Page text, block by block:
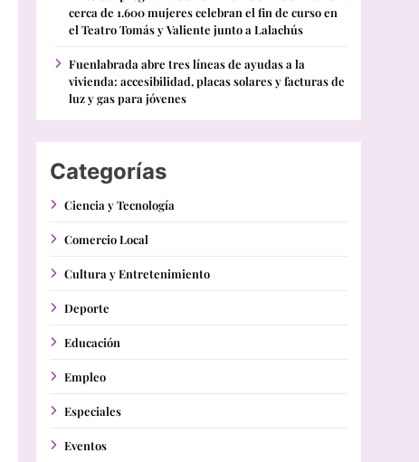
cerca de 1.600 mujeres celebran el fin de curso en
el Teatro Tomás y Valiente junto a Lalachús
Fuenlabrada abre tres líneas de ayudas a la
vivienda: accesibilidad, placas solares y facturas de
luz y gas para jóvenes
Categorías
Ciencia y Tecnología
Comercio Local
Cultura y Entretenimiento
Deporte
Educación
Empleo
Especiales
Eventos